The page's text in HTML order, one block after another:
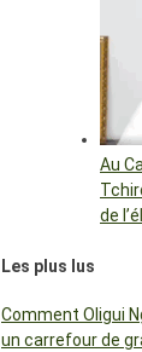
Au
de
Les plus lus
Comment Oligui
un carrefour de